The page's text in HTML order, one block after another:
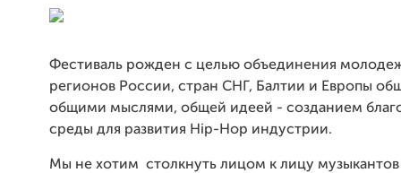
Фестиваль рожден с целью объединения
регионов России, стран СНГ, Балтии и Европы
общими мыслями, общей идеей - созданием
среды для развития Hip-Hop индустрии.
Мы не хотим столкнуть лицом к лицу музыкантов